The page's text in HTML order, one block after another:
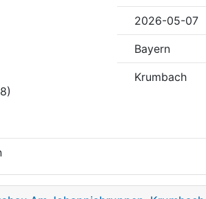
2026-05-07
Bayern
Krumbach